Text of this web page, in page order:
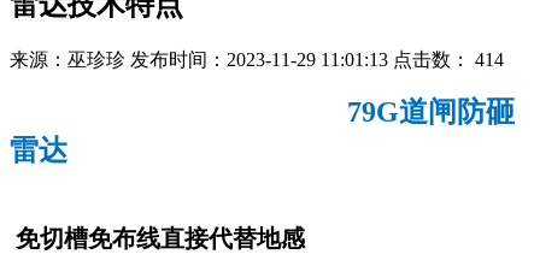
来源：巫珍珍 发布时间：2023-11-29 11:01:13 点击数： 414
79G道闸防砸
雷达
免切槽免布线直接代替地感